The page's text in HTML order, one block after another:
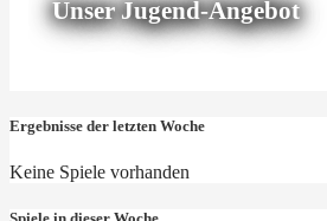
Unser Jugend-Angebot
Ergebnisse der letzten Woche
Keine Spiele vorhanden